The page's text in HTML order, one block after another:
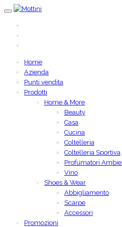
Home
Azienda
Punti vendita
Prodotti
Home & More
Beauty
Casa
Cucina
Coltelleria
Coltelleria Sportiva
Profumatori
Vino
Shoes & Wear
Abbigliamento
Scarpe
Accessori
Promozioni